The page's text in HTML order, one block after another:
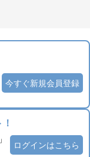
今すぐ新規会員登録
ログインはこちら